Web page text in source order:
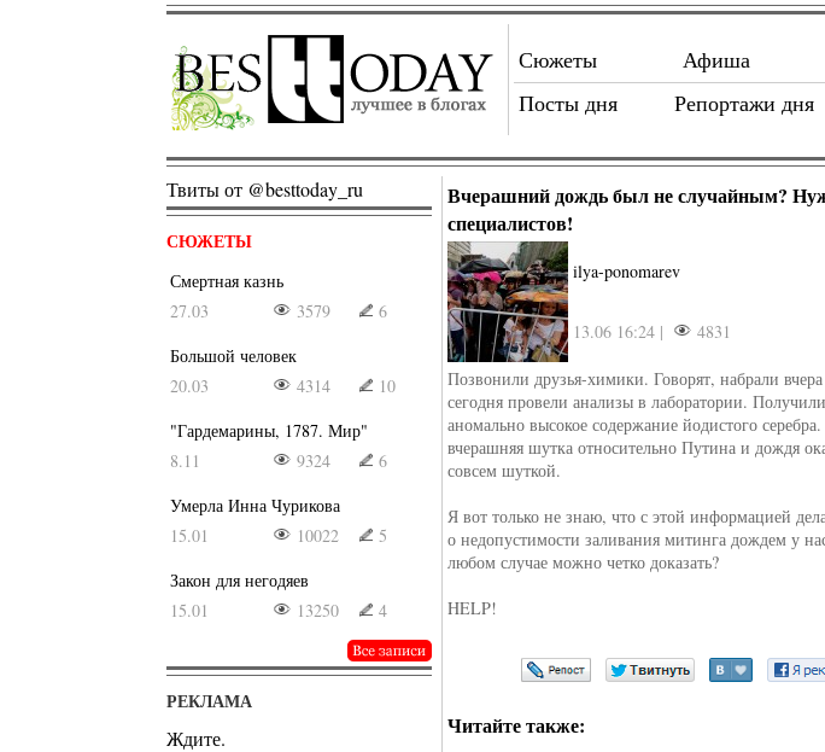
Сюжеты
Афиша
Посты дня
Репортажи дня
Твиты от @besttoday_ru
СЮЖЕТЫ
Смертная казнь
27.03
3579
6
Большой человек
20.03
4314
10
"Гардемарины, 1787. Мир"
8.11
9324
6
Умерла Инна Чурикова
15.01
10022
5
Закон для негодяев
15.01
13250 4
РЕКЛАМА
Ждите.
Вчерашний дождь был не случайным?
специалистов!
ilya-ponomarev
13.06 16:24 | 4831
Позвонили друзья-химики. Говорят, набрали
сегодня провели анализы в лаборатории. Получили
аномально высокое содержание йодистого
вчерашняя шутка относительно Путина и дождя
совсем шуткой.
Я вот только не знаю, что с этой информацией
о недопустимости заливания митинга дождем у
любом случае можно четко доказать?
HELP!
Читайте также: